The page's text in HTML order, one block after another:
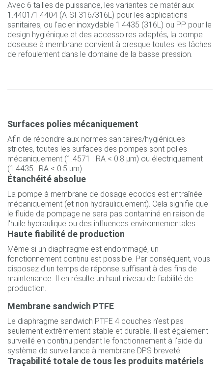
Avec 6 tailles de puissance, les variantes de matériaux
1.4401/1.4404 (AISI 316/316L) pour les applications
sanitaires, ou l'acier inoxydable 1.4435 (316L) ou PP pour le
design hygiénique et des accessoires adaptés, la pompe
doseuse à membrane convient à presque toutes les tâches
de refoulement dans le domaine de la basse pression.
Surfaces polies mécaniquement
Afin de répondre aux normes sanitaires/hygiéniques
strictes, toutes les surfaces des pompes sont polies
mécaniquement (1.4571 : RA < 0.8 µm) ou électriquement
(1.4435 : RA < 0.5 µm).
Étanchéité absolue
La pompe à membrane de dosage ecodos est entraînée
mécaniquement (et non hydrauliquement). Cela signifie que
le fluide de pompage ne sera pas contaminé en raison de
l'huile hydraulique ou des influences environnementales.
Haute fiabilité de production
Même si un diaphragme est endommagé, un
fonctionnement continu est possible. Par conséquent, vous
disposez d'un temps de réponse suffisant à des fins de
maintenance. Il en résulte un haut niveau de fiabilité de
production.
Membrane sandwich PTFE
Le diaphragme sandwich PTFE 4 couches n'est pas
seulement extrêmement stable et durable. Il est également
surveillé en continu pendant le fonctionnement à l'aide du
système de surveillance à membrane DPS breveté.
Traçabilité totale de tous les produits matériels